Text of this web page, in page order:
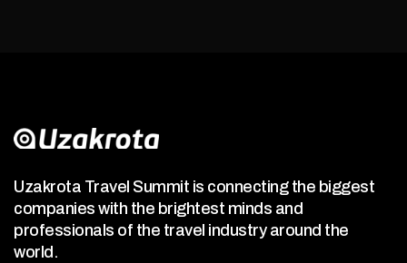
Uzakrota Travel Summit is connecting the biggest
companies with the brightest minds and
professionals of the travel industry around the
world.